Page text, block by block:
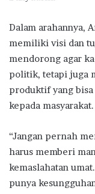
Dalam arahannya,
memiliki visi dan
mendorong agar
politik, tetapi juga
produktif yang
kepada masyarakat.
“Jangan pernah
harus memberi
kemaslahatan
punya